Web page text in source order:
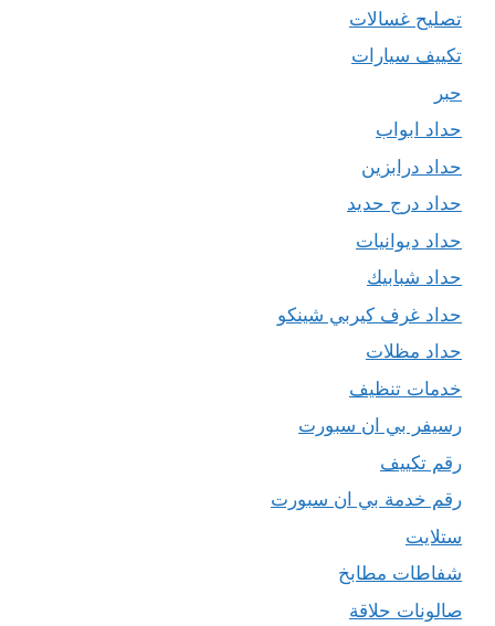
تصليح غسالات
تكييف سيارات
حبر
حداد ابواب
حداد درابزين
حداد درج حديد
حداد ديوانيات
حداد شبابيك
حداد غرف كيربي شينكو
حداد مظلات
خدمات تنظيف
رسيفر بي ان سبورت
رقم تكييف
رقم خدمة بي ان سبورت
ستلايت
شفاطات مطابخ
صالونات حلاقة